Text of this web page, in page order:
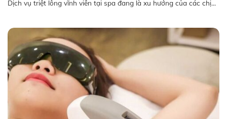
Dịch vụ triệt lông vĩnh viễn tại spa đang là xu hướng của các chị...